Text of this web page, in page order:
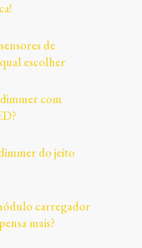
de
escolher
com
do jeito
carregador
mais?